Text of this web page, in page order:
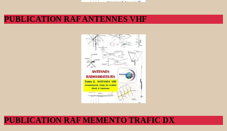
PUBLICATION RAF ANTENNES VHF
PUBLICATION RAF MEMENTO TRAFIC DX